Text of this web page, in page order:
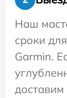
Наш
сроки
Garmin.
доставим